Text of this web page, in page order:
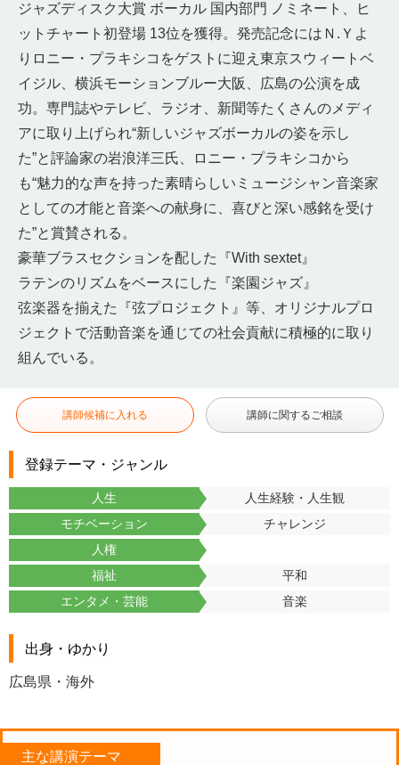
ジャズディスク大賞 ボーカル 国内部門 ノミネート、ヒ
ットチャート初登場 13位を獲得。発売記念にはＮ.Ｙよ
りロニー・プラキシコをゲストに迎え東京スウィートベ
イジル、横浜モーションブルー大阪、広島の公演を成
功。専門誌やテレビ、ラジオ、新聞等たくさんのメディ
アに取り上げられ“新しいジャズボーカルの姿を示し
た”と評論家の岩浪洋三氏、ロニー・プラキシコから
も“魅力的な声を持った素晴らしいミュージシャン音楽家
としての才能と音楽への献身に、喜びと深い感銘を受け
た”と賞賛される。
豪華ブラスセクションを配した『With sextet』
ラテンのリズムをベースにした『楽園ジャズ』
弦楽器を揃えた『弦プロジェクト』等、オリジナルプロ
ジェクトで活動音楽を通じての社会貢献に積極的に取り
組んでいる。
講師候補に入れる 講師に関するご相談
登録テーマ・ジャンル
人生
人生経験・人生観
モチベーション
チャレンジ
人権
福祉
平和
エンタメ・芸能
音楽
出身・ゆかり
広島県・海外
主な講演テーマ